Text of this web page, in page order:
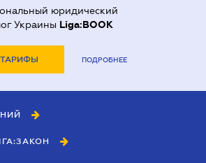
юридический
Украины Liga:BOOK
ТАРИФЫ ПОДРОБНЕЕ